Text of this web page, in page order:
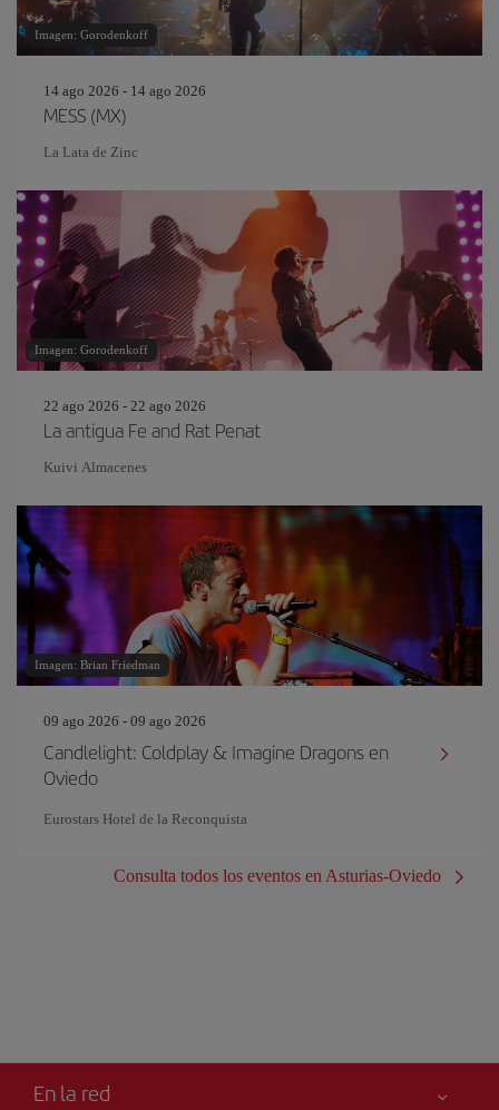
Imagen: Gorodenkoff
14 ago 2026 - 14 ago 2026
MESS (MX)
La Lata de Zinc
Imagen: Gorodenkoff
22 ago 2026 - 22 ago 2026
La antigua Fe and Rat Penat
Kuivi Almacenes
Imagen: Brian Friedman
09 ago 2026 - 09 ago 2026
Candlelight: Coldplay & Imagine Dragons en
Oviedo
Eurostars Hotel de la Reconquista
Consulta todos los eventos en Asturias-Oviedo
En la red